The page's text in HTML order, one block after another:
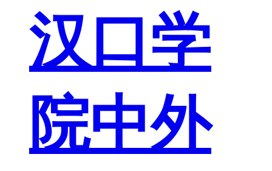
汉口学
院中外